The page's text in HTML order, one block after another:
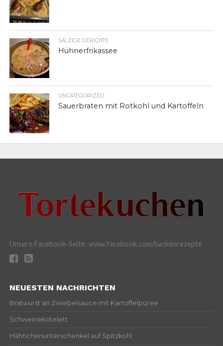
SALZIGE GERICHTE
Hühnerfrikassee
UNCATEGORIZED
Sauerbraten mit Rotkohl und Kartoffeln
Unsere Facebook-Seite: www.facebook.com/backenrezepte
NEUESTEN NACHRICHTEN
Bratwurst an Zwiebelsauce mit Kartoffelpüree
Schweinekotelett
Hähnchenunterschenkel auf Spitzkohl